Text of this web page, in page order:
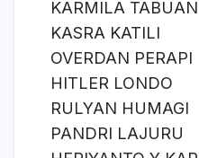
KARMILA TABUAN
KASRA KATILI
OVERDAN PERAPI
HITLER LONDO
RULYAN HUMAGI
PANDRI LAJURU